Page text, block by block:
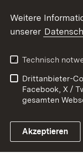
Link zum
Kontakt
Barrierefreiheit
Impressum
Weitere
unserer
Technisch
Drittanbieter-
Facebook, X /
gesamten
Akzeptieren